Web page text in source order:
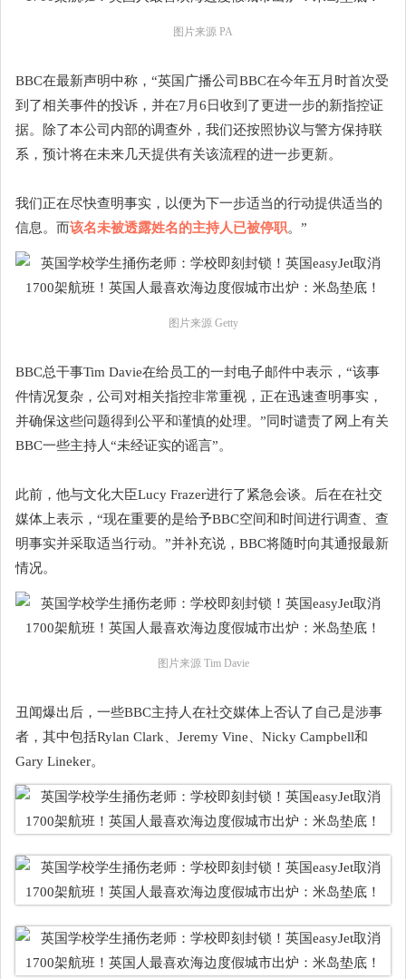
图片来源 PA
BBC在最新声明中称，“英国广播公司BBC在今年五月时首次受
到了相关事件的投诉，并在7月6日收到了更进一步的新指控证
据。除了本公司内部的调查外，我们还按照协议与警方保持联
系，预计将在未来几天提供有关该流程的进一步更新。
我们正在尽快查明事实，以便为下一步适当的行动提供适当的
信息。而该名未被透露姓名的主持人已被停职。”
图片来源 Getty
BBC总干事Tim Davie在给员工的一封电子邮件中表示，“该事
件情况复杂，公司对相关指控非常重视，正在迅速查明事实，
并确保这些问题得到公平和谨慎的处理。”同时谴责了网上有关
BBC一些主持人“未经证实的谣言”。
此前，他与文化大臣Lucy Frazer进行了紧急会谈。后在在社交
媒体上表示，“现在重要的是给予BBC空间和时间进行调查、查
明事实并采取适当行动。”并补充说，BBC将随时向其通报最新
情况。
图片来源 Tim Davie
丑闻爆出后，一些BBC主持人在社交媒体上否认了自己是涉事
者，其中包括Rylan Clark、Jeremy Vine、Nicky Campbell和
Gary Lineker。